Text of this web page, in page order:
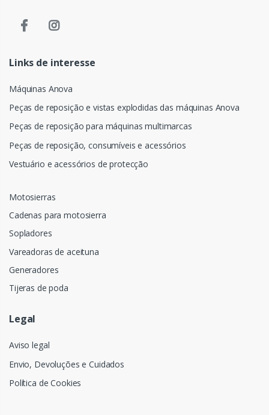
Links de interesse
Máquinas Anova
Peças de reposição e vistas explodidas das máquinas Anova
Peças de reposição para máquinas multimarcas
Peças de reposição, consumíveis e acessórios
Vestuário e acessórios de protecção
Motosierras
Cadenas para motosierra
Sopladores
Vareadoras de aceituna
Generadores
Tijeras de poda
Legal
Aviso legal
Envio, Devoluções e Cuidados
Política de Cookies